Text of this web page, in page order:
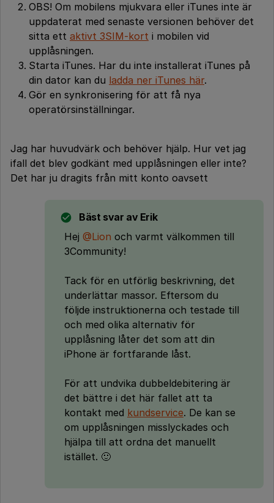
OBS! Om mobilens mjukvara eller iTunes inte är
uppdaterat med senaste versionen behöver det
sitta ett aktivt 3SIM-kort i mobilen vid
upplåsningen.
Starta iTunes. Har du inte installerat iTunes på
din dator kan du ladda ner iTunes här.
Gör en synkronisering för att få nya
operatörsinställningar.
Jag har huvudvärk och behöver hjälp. Hur vet jag
ifall det blev godkänt med upplåsningen eller inte?
Det har ju dragits från mitt konto oavsett
Bäst svar av Erik
Hej @Lion och varmt välkommen till
3Community!
Tack för en utförlig beskrivning, det
underlättar massor. Eftersom du
följde instruktionerna och testade till
och med olika alternativ för
upplåsning låter det som att din
iPhone är fortfarande låst.
För att undvika dubbeldebitering är
det bättre i det här fallet att ta
kontakt med kundservice. De kan se
om upplåsningen misslyckades och
hjälpa till att ordna det manuellt
istället. 🙂